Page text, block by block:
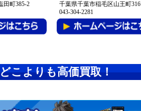
田町385-2
千葉県千葉市稲毛区山王町316
043-304-2281
こよりも高価買取！